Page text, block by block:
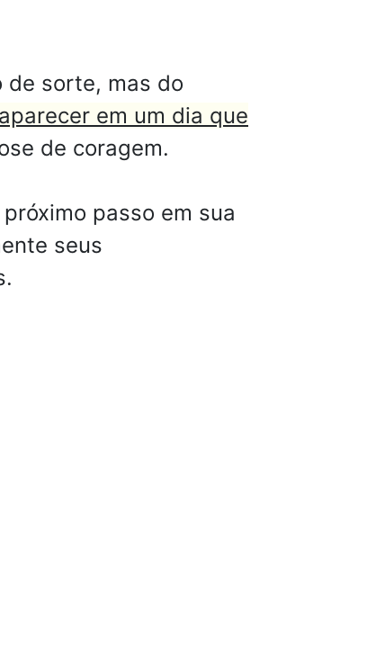
de sorte, mas do
em um dia que
de coragem.
passo em sua
seus